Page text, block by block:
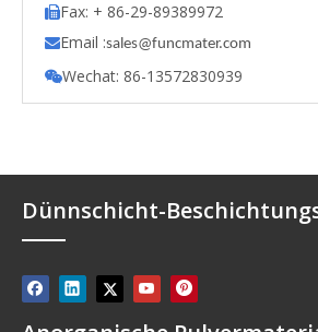
Fax: + 86-29-89389972
Email :sales@funcmater.com
Wechat: 86-13572830939
Dünnschicht-